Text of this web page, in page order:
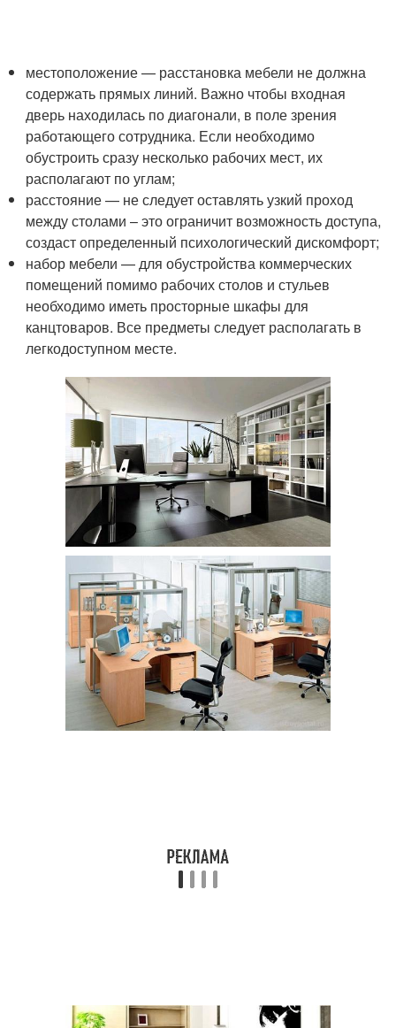
местоположение — расстановка мебели не должна
содержать прямых линий. Важно чтобы входная
дверь находилась по диагонали, в поле зрения
работающего сотрудника. Если необходимо
обустроить сразу несколько рабочих мест, их
располагают по углам;
расстояние — не следует оставлять узкий проход
между столами – это ограничит возможность доступа,
создаст определенный психологический дискомфорт;
набор мебели — для обустройства коммерческих
помещений помимо рабочих столов и стульев
необходимо иметь просторные шкафы для
канцтоваров. Все предметы следует располагать в
легкодоступном месте.